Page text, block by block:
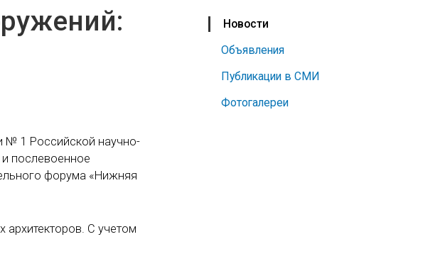
Новости
Объявления
Публикации в СМИ
Фотогалереи
№ 1 Российской научно-
послевоенное
форума «Нижняя
С учетом